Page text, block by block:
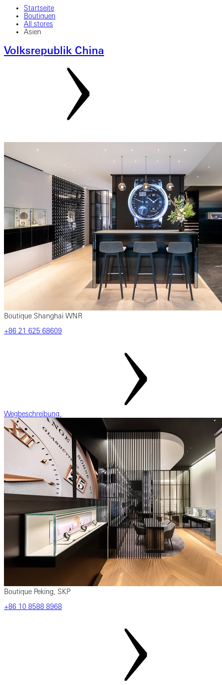
Startseite
Boutiquen
All stores
Asien
Volksrepublik China
Boutique Shanghai WNR
‎+86‎ 21‎ 625‎ 68609
Wegbeschreibung
Boutique Peking, SKP
‎+86 ‎10 ‎8588 ‎8968